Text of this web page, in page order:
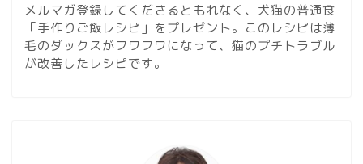
メルマガ登録してくださるともれなく、犬猫の普通食
「手作りご飯レシピ」をプレゼント。このレシピは薄
毛のダックスがフワフワになって、猫のプチトラブル
が改善したレシピです。